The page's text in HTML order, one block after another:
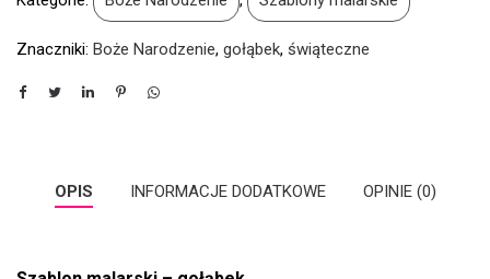
Znaczniki: Boże Narodzenie, gołąbek, świąteczne
OPIS INFORMACJE DODATKOWE OPINIE (0)